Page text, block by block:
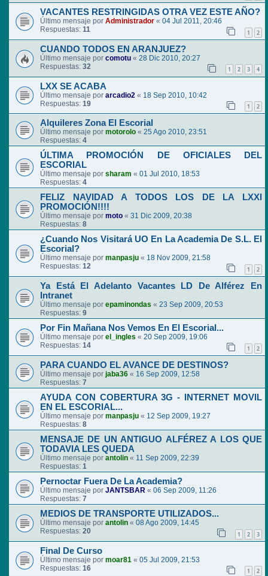
VACANTES RESTRINGIDAS OTRA VEZ ESTE AÑO?
Último mensaje por Administrador « 04 Jul 2011, 20:46
Respuestas: 11 1 2
CUANDO TODOS EN ARANJUEZ?
Último mensaje por comotu « 28 Dic 2010, 20:27
Respuestas: 32 1 2 3 4
LXX SE ACABA
Último mensaje por arcadio2 « 18 Sep 2010, 10:42
Respuestas: 19 1 2
Alquileres Zona El Escorial
Último mensaje por motorolo « 25 Ago 2010, 23:51
Respuestas: 4
ÚLTIMA PROMOCIÓN DE OFICIALES DEL
ESCORIAL
Último mensaje por sharam « 01 Jul 2010, 18:53
Respuestas: 4
FELIZ NAVIDAD A TODOS LOS DE LA LXXI
PROMOCIÓN!!!!
Último mensaje por moto « 31 Dic 2009, 20:38
Respuestas: 8
¿Cuando Nos Visitará UO En La Academia De S.L. El
Escorial?
Último mensaje por manpasju « 18 Nov 2009, 21:58
Respuestas: 12 1 2
Ya Está El Adelanto Vacantes LD De Alférez En
Intranet
Último mensaje por epaminondas « 23 Sep 2009, 20:53
Respuestas: 9
Por Fin Mañana Nos Vemos En El Escorial...
Último mensaje por el_ingles « 20 Sep 2009, 19:06
Respuestas: 14 1 2
PARA CUANDO EL AVANCE DE DESTINOS?
Último mensaje por jaba36 « 16 Sep 2009, 12:58
Respuestas: 7
AYUDA CON COBERTURA 3G - INTERNET MOVIL
EN EL ESCORIAL...
Último mensaje por manpasju « 12 Sep 2009, 19:27
Respuestas: 8
MENSAJE DE UN ANTIGUO ALFÉREZ A LOS QUE
TODAVIA LES QUEDA
Último mensaje por antolin « 11 Sep 2009, 22:39
Respuestas: 1
Pernoctar Fuera De La Academia?
Último mensaje por JANTSBAR « 06 Sep 2009, 11:26
Respuestas: 7
MEDIOS DE TRANSPORTE UTILIZADOS...
Último mensaje por antolin « 08 Ago 2009, 14:45
Respuestas: 20 1 2 3
Final De Curso
Último mensaje por moar81 « 05 Jul 2009, 21:53
Respuestas: 16 1 2